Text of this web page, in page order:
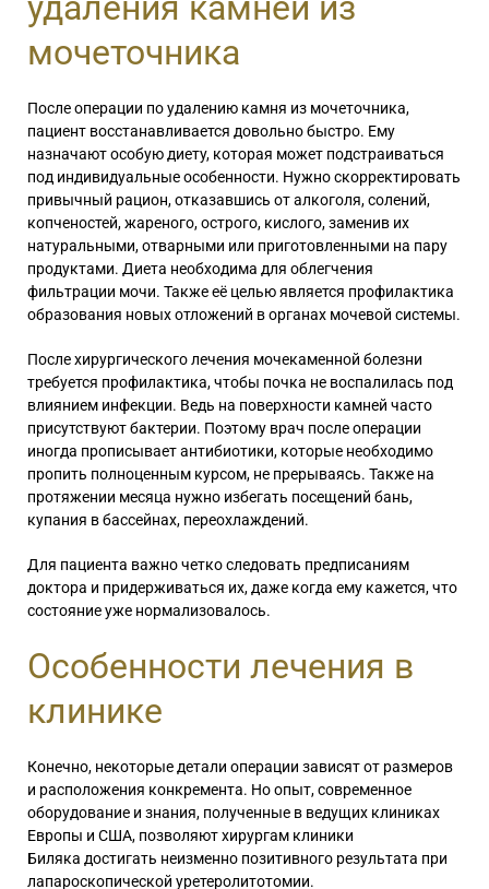
мочеточника
После операции по удалению камня из мочеточника,
пациент восстанавливается довольно быстро. Ему
назначают особую диету, которая может подстраиваться
под индивидуальные особенности. Нужно скорректировать
привычный рацион, отказавшись от алкоголя, солений,
копченостей, жареного, острого, кислого, заменив их
натуральными, отварными или приготовленными на пару
продуктами. Диета необходима для облегчения
фильтрации мочи. Также её целью является профилактика
образования новых отложений в органах мочевой системы.
После хирургического лечения мочекаменной болезни
требуется профилактика, чтобы почка не воспалилась под
влиянием инфекции. Ведь на поверхности камней часто
присутствуют бактерии. Поэтому врач после операции
иногда прописывает антибиотики, которые необходимо
пропить полноценным курсом, не прерываясь. Также на
протяжении месяца нужно избегать посещений бань,
купания в бассейнах, переохлаждений.
Для пациента важно четко следовать предписаниям
доктора и придерживаться их, даже когда ему кажется, что
состояние уже нормализовалось.
Особенности лечения в
клинике
Конечно, некоторые детали операции зависят от размеров
и расположения конкремента. Но опыт, современное
оборудование и знания, полученные в ведущих клиниках
Европы и США, позволяют хирургам клиники
Биляка достигать неизменно позитивного результата при
лапароскопической уретеролитотомии.